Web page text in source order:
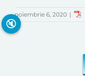
noiembrie 6, 2020 |
🔇